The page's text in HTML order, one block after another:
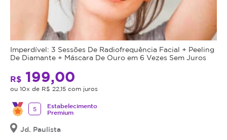
Imperdível: 3 Sessões De Radiofrequência Facial + Peeling
De Diamante + Máscara De Ouro em 6 Vezes Sem Juros
R$ 199,00
ou 10x de R$ 22,15 com juros
5
Estabelecimento
Premium
Jd. Paulista